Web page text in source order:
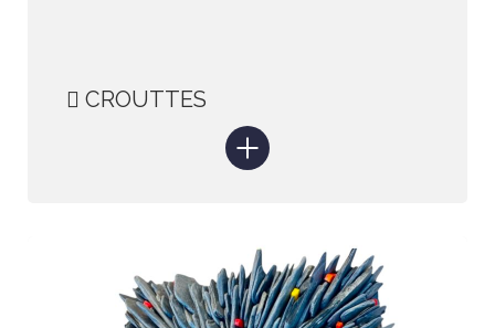
CROUTTES